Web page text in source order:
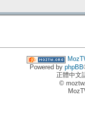
Powered by phpBB
正體中文
©